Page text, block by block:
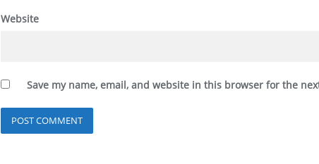
Website
Save my name, email, and website in this browser for the